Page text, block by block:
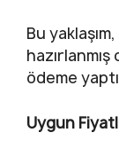
Bu
hazırlanmış
ödeme
Uygun